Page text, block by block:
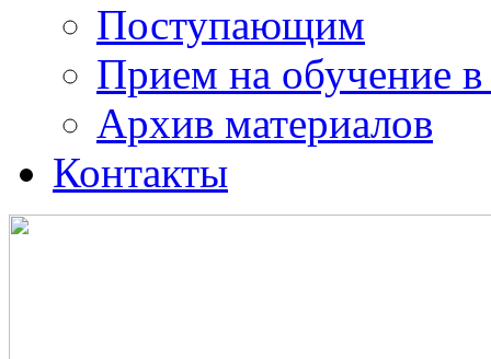
Поступающим
Прием на обучение в
Архив материалов
Контакты